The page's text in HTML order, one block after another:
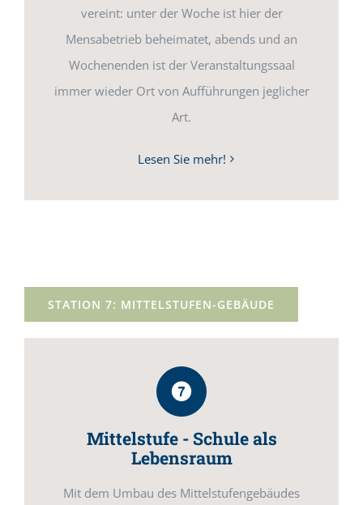
vereint: unter der Woche ist hier der
Mensabetrieb beheimatet, abends und an
Wochenenden ist der Veranstaltungssaal
immer wieder Ort von Aufführungen jeglicher
Art.
Lesen Sie mehr!
STATION 7: MITTELSTUFEN-GEBÄUDE
Mittelstufe - Schule als
Lebensraum
Mit dem Umbau des Mittelstufengebäudes